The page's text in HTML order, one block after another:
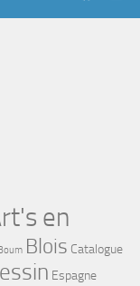
en
Blois Catalogue
Espagne